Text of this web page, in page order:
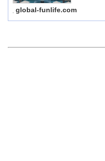
global-funlife.com